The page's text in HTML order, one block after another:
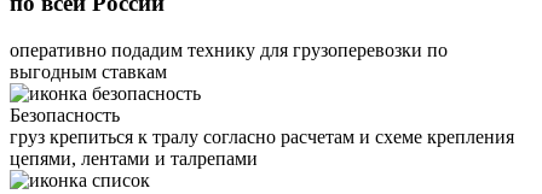
оперативно подадим технику для грузоперевозки по
выгодным ставкам
Безопасность
груз крепиться к тралу согласно расчетам и схеме крепления
цепями, лентами и талрепами